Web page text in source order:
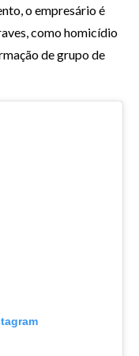
o empresário é
como homicídio
de grupo de